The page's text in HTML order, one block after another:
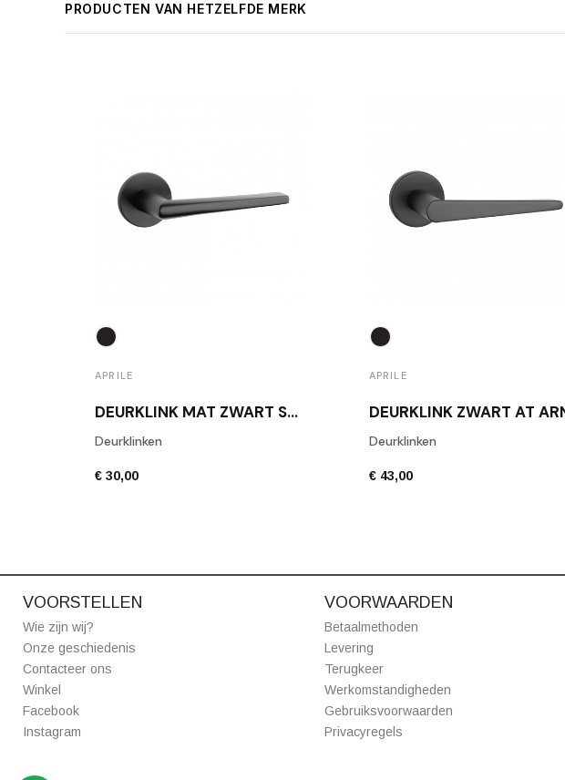
PRODUCTEN VAN HETZELFDE MERK
APRILE
DEURKLINK MAT ZWART SALTA
Deurklinken
€ 30,00
APRILE
Deurklinken
€ 43,00
VOORSTELLEN
Wie zijn wij?
Onze geschiedenis
Contacteer ons
Winkel
Facebook
Instagram
VOORWAARDEN
Betaalmethoden
Levering
Terugkeer
Werkomstandigheden
Gebruiksvoorwaarden
Privacyregels